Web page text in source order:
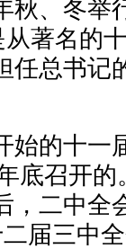
、冬举
从著名的
任总书记
的十一
底召开
，二中全
届三中